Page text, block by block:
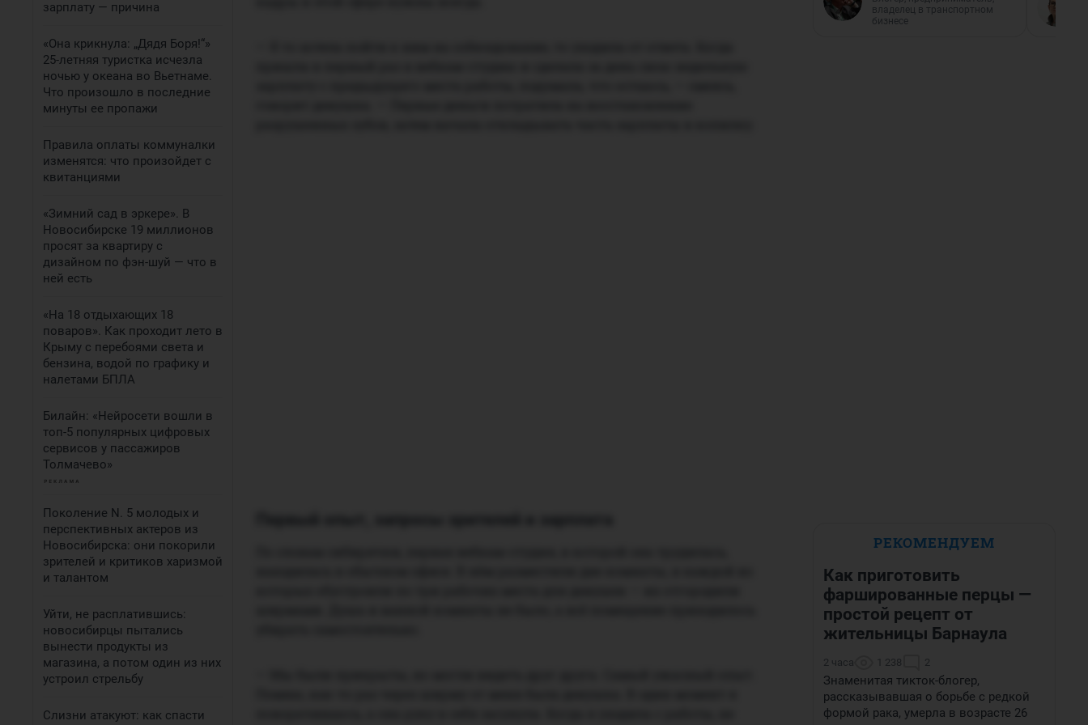
зарплату — причина
«Она крикнула: „Дядя Боря!“»
25-летняя туристка исчезла
ночью у океана во Вьетнаме.
Что произошло в последние
минуты ее пропажи
Правила оплаты коммуналки
изменятся: что произойдет с
квитанциями
«Зимний сад в эркере». В
Новосибирске 19 миллионов
просят за квартиру с
дизайном по фэн-шуй — что в
ней есть
«На 18 отдыхающих 18
поваров». Как проходит лето в
Крыму с перебоями света и
бензина, водой по графику и
налетами БПЛА
Билайн: «Нейросети вошли в
топ-5 популярных цифровых
сервисов у пассажиров
Толмачево»
Поколение N. 5 молодых и
перспективных актеров из
Новосибирска: они покорили
зрителей и критиков харизмой
и талантом
Уйти, не расплатившись:
новосибирцы пытались
вынести продукты из
магазина, а потом один из них
устроил стрельбу
Слизни атакуют: как спасти
владелец в транспортном
бизнесе
РЕКОМЕНДУЕМ
Как приготовить
фаршированные перцы —
простой рецепт от
жительницы Барнаула
2 часа 1 238 2
Знаменитая тикток-блогер,
рассказывавшая о борьбе с редкой
формой рака, умерла в возрасте 26